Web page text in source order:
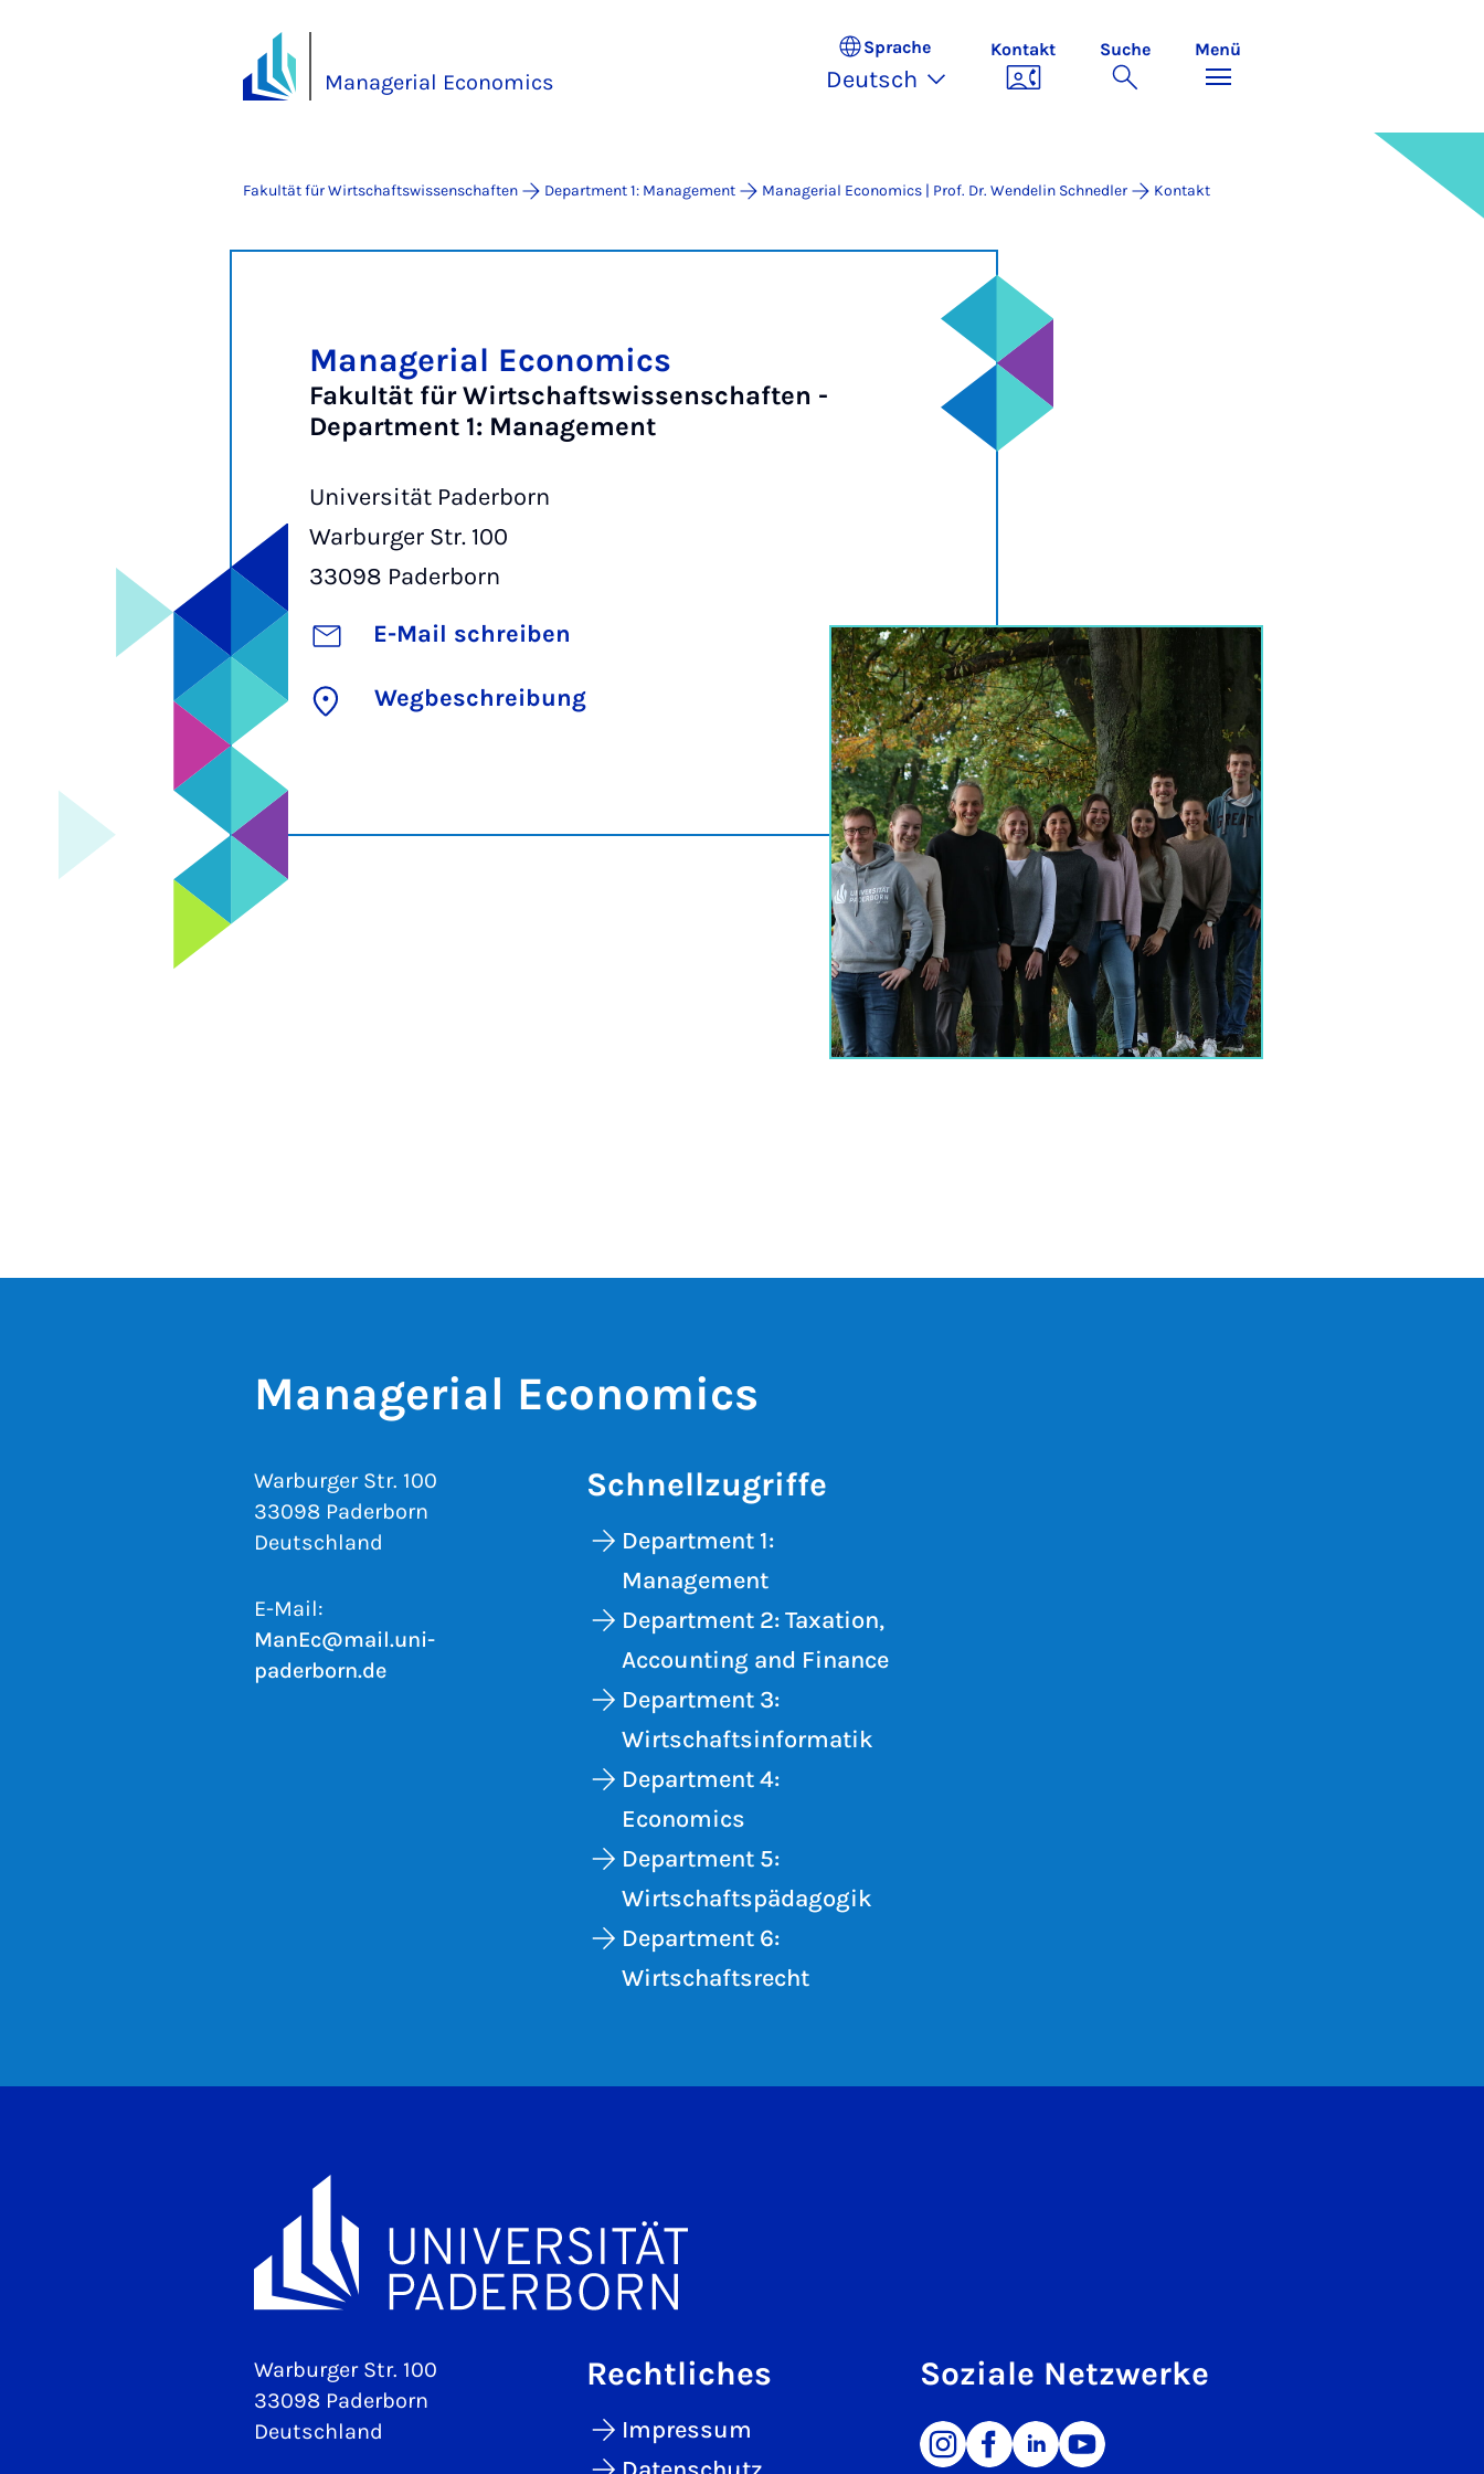
Managerial Economics
Sprache
Deutsch
Kontakt Suche Menü
Fakultät für Wirtschaftswissenschaften Department 1: Management Managerial Economics | Prof. Dr. Wendelin Schnedler Kontakt
Managerial Economics
Fakultät für Wirtschaftswissenschaften -
Department 1: Management
Universität Paderborn
Warburger Str. 100
33098 Paderborn
E-Mail schreiben
Wegbeschreibung
Managerial Economics
Warburger Str. 100
33098 Paderborn
Deutschland
E-Mail:
ManEc@mail.uni-
paderborn.de
Schnellzugriffe
Department 1:
Management
Department 2: Taxation,
Accounting and Finance
Department 3:
Wirtschaftsinformatik
Department 4:
Economics
Department 5:
Wirtschaftspädagogik
Department 6:
Wirtschaftsrecht
Warburger Str. 100
33098 Paderborn
Deutschland
Rechtliches
Impressum
Soziale Netzwerke